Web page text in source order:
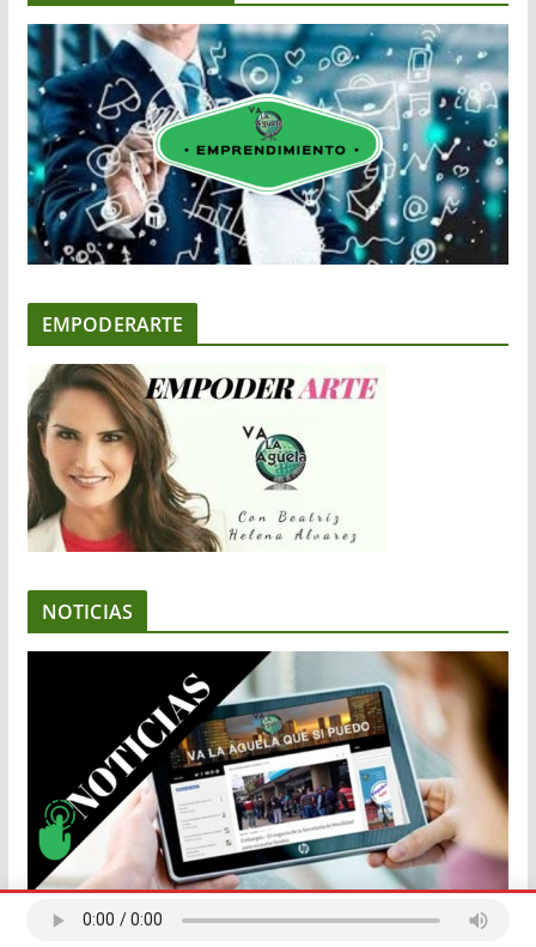
EMPODERARTE
NOTICIAS